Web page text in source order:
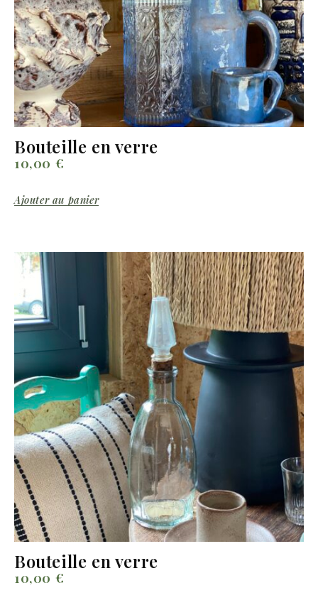
Bouteille en verre
10,00 €
Ajouter au panier
Bouteille en verre
10,00 €